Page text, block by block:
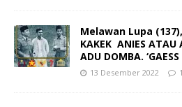
Melawan Lupa (137),
KAKEK ANIES ATAU
ADU DOMBA. ‘GAESS
13 Desember 2022 1